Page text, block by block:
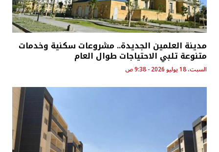
مدينة العلمين الجديدة.. مشروعات سكنية وخدمات
متنوعة تلبي الاحتياجات طوال العام
السبت، 18 يوليو 2026 - 9:38 ص